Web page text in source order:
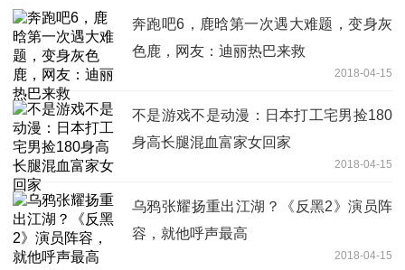
奔跑吧6，鹿晗第一次遇大难题，变身灰
色鹿，网友：迪丽热巴来救
2018-04-15
不是游戏不是动漫：日本打工宅男捡180
身高长腿混血富家女回家
2018-04-15
乌鸦张耀扬重出江湖？《反黑2》演员阵
容，就他呼声最高
2018-04-15